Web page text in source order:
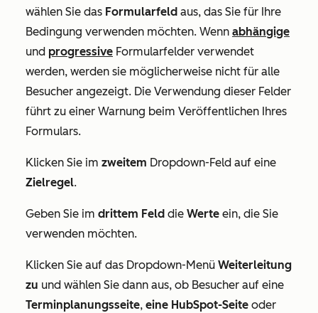
wählen Sie das Formularfeld aus, das Sie für Ihre
Bedingung verwenden möchten. Wenn abhängige
und progressive Formularfelder verwendet
werden, werden sie möglicherweise nicht für alle
Besucher angezeigt. Die Verwendung dieser Felder
führt zu einer Warnung beim Veröffentlichen Ihres
Formulars.
Klicken Sie im zweitem Dropdown-Feld auf eine
Zielregel.
Geben Sie im drittem Feld die Werte ein, die Sie
verwenden möchten.
Klicken Sie auf das Dropdown-Menü Weiterleitung
zu und wählen Sie dann aus, ob Besucher auf eine
Terminplanungsseite, eine HubSpot-Seite oder